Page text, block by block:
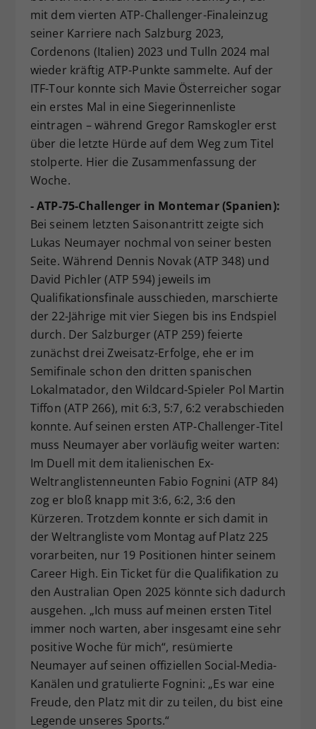
mit dem vierten ATP-Challenger-Finaleinzug
seiner Karriere nach Salzburg 2023,
Cordenons (Italien) 2023 und Tulln 2024 mal
wieder kräftig ATP-Punkte sammelte. Auf der
ITF-Tour konnte sich Mavie Österreicher sogar
ein erstes Mal in eine Siegerinnenliste
eintragen – während Gregor Ramskogler erst
über die letzte Hürde auf dem Weg zum Titel
stolperte. Hier die Zusammenfassung der
Woche.
- ATP-75-Challenger in Montemar (Spanien):
Bei seinem letzten Saisonantritt zeigte sich
Lukas Neumayer nochmal von seiner besten
Seite. Während Dennis Novak (ATP 348) und
David Pichler (ATP 594) jeweils im
Qualifikationsfinale ausschieden, marschierte
der 22-Jährige mit vier Siegen bis ins Endspiel
durch. Der Salzburger (ATP 259) feierte
zunächst drei Zweisatz-Erfolge, ehe er im
Semifinale schon den dritten spanischen
Lokalmatador, den Wildcard-Spieler Pol Martin
Tiffon (ATP 266), mit 6:3, 5:7, 6:2 verabschieden
konnte. Auf seinen ersten ATP-Challenger-Titel
muss Neumayer aber vorläufig weiter warten:
Im Duell mit dem italienischen Ex-
Weltranglistenneunten Fabio Fognini (ATP 84)
zog er bloß knapp mit 3:6, 6:2, 3:6 den
Kürzeren. Trotzdem konnte er sich damit in
der Weltrangliste vom Montag auf Platz 225
vorarbeiten, nur 19 Positionen hinter seinem
Career High. Ein Ticket für die Qualifikation zu
den Australian Open 2025 könnte sich dadurch
ausgehen. „Ich muss auf meinen ersten Titel
immer noch warten, aber insgesamt eine sehr
positive Woche für mich“, resümierte
Neumayer auf seinen offiziellen Social-Media-
Kanälen und gratulierte Fognini: „Es war eine
Freude, den Platz mit dir zu teilen, du bist eine
Legende unseres Sports.“
Zweck
Dieser Wert speichert Ihre Consent-
Einstellungen. Unter anderem eine
zufällig generierte ID, für die
historische Speicherung Ihrer
vorgenommen Einstellungen, falls der
Webseiten-Betreiber dies eingestellt
hat.